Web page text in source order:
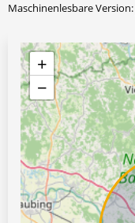
Maschinenlesbare Version:
+
−